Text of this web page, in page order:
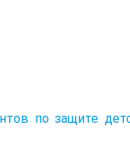
по защите